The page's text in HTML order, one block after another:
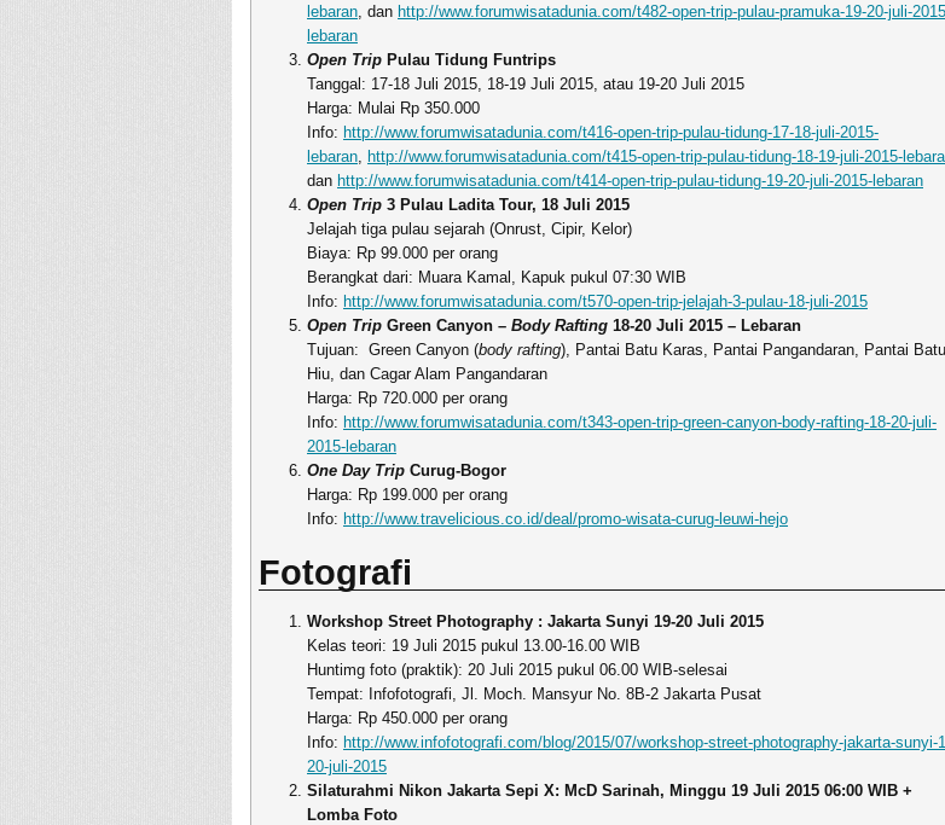
lebaran, dan http://www.forumwisatadunia.com/t482-open-trip-pulau-pramuka-19-20-juli-
lebaran
Open Trip Pulau Tidung Funtrips
Tanggal: 17-18 Juli 2015, 18-19 Juli 2015, atau 19-20 Juli 2015
Harga: Mulai Rp 350.000
Info: http://www.forumwisatadunia.com/t416-open-trip-pulau-tidung-17-18-juli-2015-
lebaran, http://www.forumwisatadunia.com/t415-open-trip-pulau-tidung-18-19-juli-2015-
dan http://www.forumwisatadunia.com/t414-open-trip-pulau-tidung-19-20-juli-2015-lebaran
Open Trip 3 Pulau Ladita Tour, 18 Juli 2015
Jelajah tiga pulau sejarah (Onrust, Cipir, Kelor)
Biaya: Rp 99.000 per orang
Berangkat dari: Muara Kamal, Kapuk pukul 07:30 WIB
Info: http://www.forumwisatadunia.com/t570-open-trip-jelajah-3-pulau-18-juli-2015
Open Trip Green Canyon – Body Rafting 18-20 Juli 2015 – Lebaran
Tujuan: Green Canyon (body rafting), Pantai Batu Karas, Pantai Pangandaran, Pantai Batu
Hiu, dan Cagar Alam Pangandaran
Harga: Rp 720.000 per orang
Info: http://www.forumwisatadunia.com/t343-open-trip-green-canyon-body-rafting-18-20-juli-
2015-lebaran
One Day Trip Curug-Bogor
Harga: Rp 199.000 per orang
Info: http://www.travelicious.co.id/deal/promo-wisata-curug-leuwi-hejo
Fotografi
Workshop Street Photography : Jakarta Sunyi 19-20 Juli 2015
Kelas teori: 19 Juli 2015 pukul 13.00-16.00 WIB
Huntimg foto (praktik): 20 Juli 2015 pukul 06.00 WIB-selesai
Tempat: Infofotografi, Jl. Moch. Mansyur No. 8B-2 Jakarta Pusat
Harga: Rp 450.000 per orang
Info: http://www.infofotografi.com/blog/2015/07/workshop-street-photography-jakarta-sunyi-
20-juli-2015
Silaturahmi Nikon Jakarta Sepi X: McD Sarinah, Minggu 19 Juli 2015 06:00 WIB +
Lomba Foto